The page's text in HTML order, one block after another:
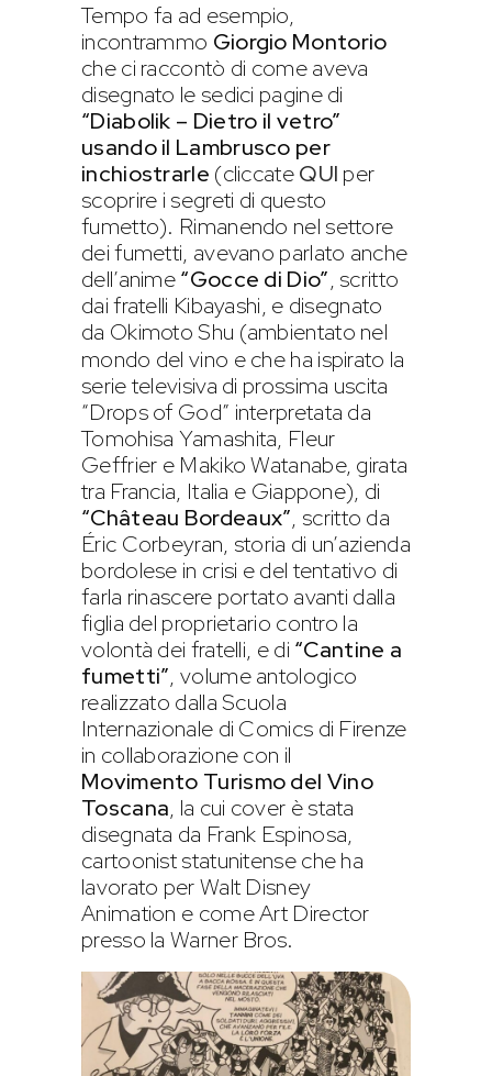
Tempo fa ad esempio,
incontrammo Giorgio Montorio
che ci raccontò di come aveva
disegnato le sedici pagine di
“Diabolik – Dietro il vetro”
usando il Lambrusco per
inchiostrarle (cliccateQUI per
scoprire i segreti di questo
fumetto). Rimanendo nel settore
dei fumetti, avevano parlato anche
dell’anime“Gocce di Dio”, scritto
dai fratelli Kibayashi, e disegnato
da Okimoto Shu (ambientato nel
mondo del vino e che ha ispirato la
serie televisiva di prossima uscita
“Drops of God” interpretata da
Tomohisa Yamashita, Fleur
Geffrier e Makiko Watanabe, girata
tra Francia, Italia e Giappone), di
“Château Bordeaux”, scritto da
Éric Corbeyran, storia di un’azienda
bordolese in crisi e del tentativo di
farla rinascere portato avanti dalla
figlia del proprietario contro la
volontà dei fratelli, e di “Cantine a
fumetti”, volume antologico
realizzato dalla Scuola
Internazionale di Comics di Firenze
in collaborazione con il
Movimento Turismo del Vino
Toscana, la cui cover è stata
disegnata da Frank Espinosa,
cartoonist statunitense che ha
lavorato per Walt Disney
Animation e come Art Director
presso la Warner Bros.